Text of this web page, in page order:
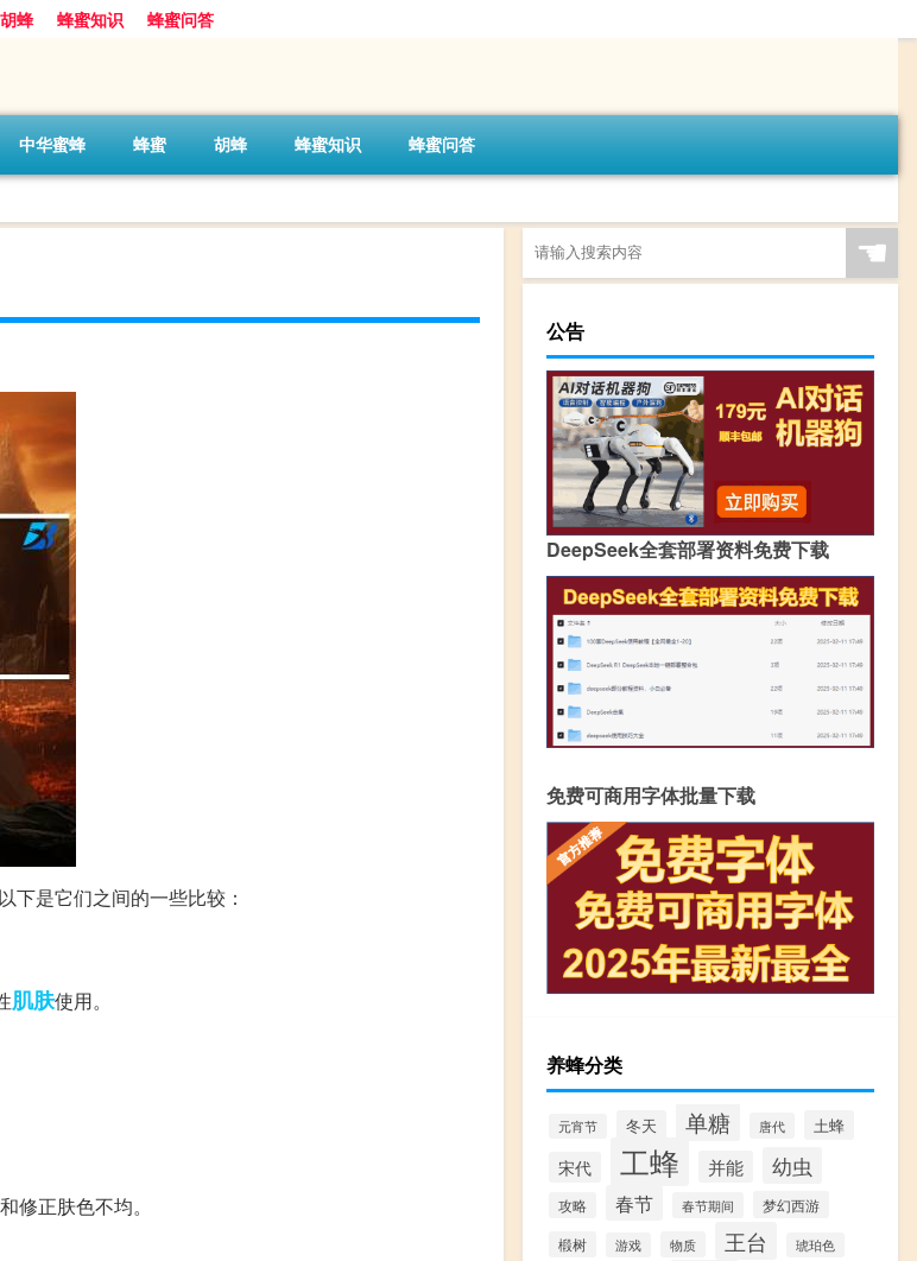
胡蜂 蜂蜜知识 蜂蜜问答
中华蜜蜂 蜂蜜 胡蜂 蜂蜜知识 蜂蜜问答
下是它们之间的一些比较：
肌肤使用。
修正肤色不均。
☚
公告
DeepSeek全套部署资料免费下载
免费可商用字体批量下载
养蜂分类
元宵节 冬天 单糖 唐代 土蜂
宋代 工蜂 并能 幼虫
攻略 春节 春节期间 梦幻西游
椴树 游戏 物质 王台 琥珀色